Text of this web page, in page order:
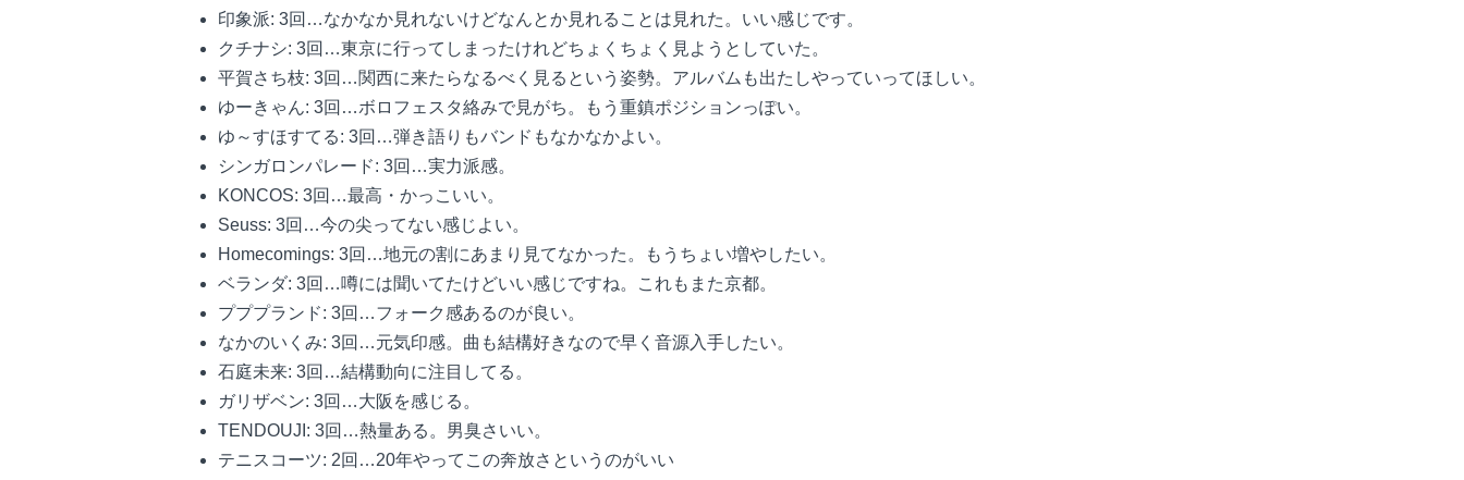
印象派: 3回…なかなか見れないけどなんとか見れることは見れた。いい感じです。
クチナシ: 3回…東京に行ってしまったけれどちょくちょく見ようとしていた。
平賀さち枝: 3回…関西に来たらなるべく見るという姿勢。アルバムも出たしやっていってほしい。
ゆーきゃん: 3回…ボロフェスタ絡みで見がち。もう重鎮ポジションっぽい。
ゆ～すほすてる: 3回…弾き語りもバンドもなかなかよい。
シンガロンパレード: 3回…実力派感。
KONCOS: 3回…最高・かっこいい。
Seuss: 3回…今の尖ってない感じよい。
Homecomings: 3回…地元の割にあまり見てなかった。もうちょい増やしたい。
ベランダ: 3回…噂には聞いてたけどいい感じですね。これもまた京都。
プププランド: 3回…フォーク感あるのが良い。
なかのいくみ: 3回…元気印感。曲も結構好きなので早く音源入手したい。
石庭未来: 3回…結構動向に注目してる。
ガリザベン: 3回…大阪を感じる。
TENDOUJI: 3回…熱量ある。男臭さいい。
テニスコーツ: 2回…20年やってこの奔放さというのがいい